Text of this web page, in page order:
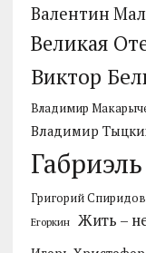
Валентин
Великая
Виктор
Владимир
Владимир
Григорий Спиридов
Егоркин Жить –